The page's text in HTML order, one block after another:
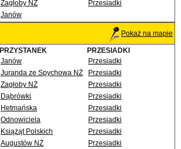
Zagłoby NŻ
Przesiadki
Janów
Pokaż na mapie
PRZYSTANEK
PRZESIADKI
Janów
Przesiadki
Juranda ze Spychowa NŻ
Przesiadki
Zagłoby NŻ
Przesiadki
Dąbrówki
Przesiadki
Hetmańska
Przesiadki
Odnowiciela
Przesiadki
Książąt Polskich
Przesiadki
Augustów NŻ
Przesiadki